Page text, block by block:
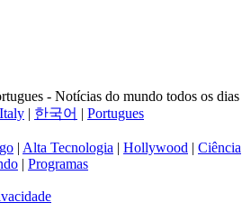
- Notícias do mundo todos os dias
Italy | 한국어 | Portugues
| Alta Tecnologia | Hollywood | Ciência
| Programas